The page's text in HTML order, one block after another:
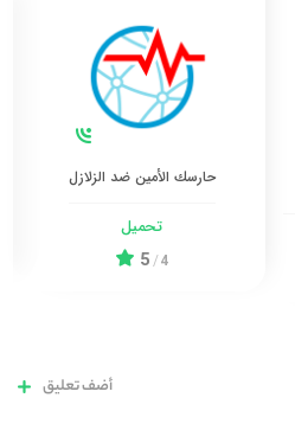
حارسك الأمين ضد الزلازل
تحميل
4
/
5
أضف تعليق